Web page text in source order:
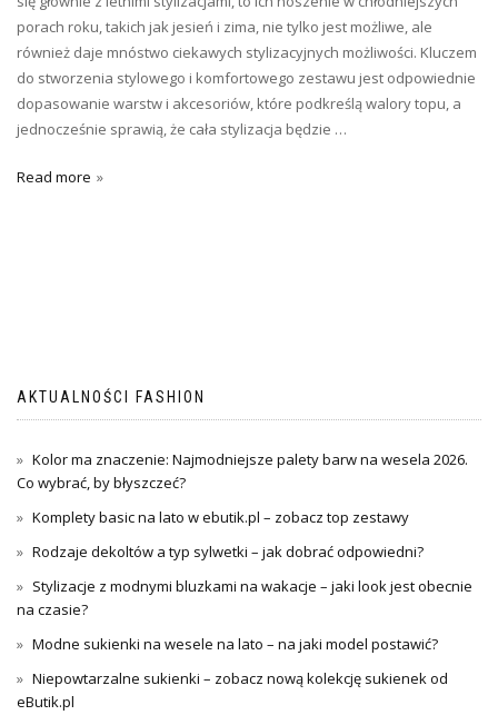
porach roku, takich jak jesień i zima, nie tylko jest możliwe, ale
również daje mnóstwo ciekawych stylizacyjnych możliwości. Kluczem
do stworzenia stylowego i komfortowego zestawu jest odpowiednie
dopasowanie warstw i akcesoriów, które podkreślą walory topu, a
jednocześnie sprawią, że cała stylizacja będzie …
Read more
AKTUALNOŚCI FASHION
Kolor ma znaczenie: Najmodniejsze palety barw na wesela 2026.
Co wybrać, by błyszczeć?
Komplety basic na lato w ebutik.pl – zobacz top zestawy
Rodzaje dekoltów a typ sylwetki – jak dobrać odpowiedni?
Stylizacje z modnymi bluzkami na wakacje – jaki look jest obecnie
na czasie?
Modne sukienki na wesele na lato – na jaki model postawić?
Niepowtarzalne sukienki – zobacz nową kolekcję sukienek od
eButik.pl